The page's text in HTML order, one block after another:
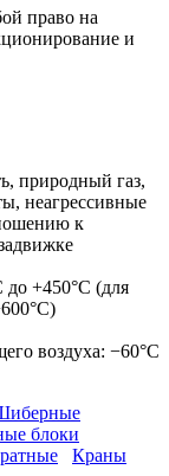
право на
и
природный газ,
неагрессивные
к
до +450°С (для
воздуха: −60°С
блоки
Краны